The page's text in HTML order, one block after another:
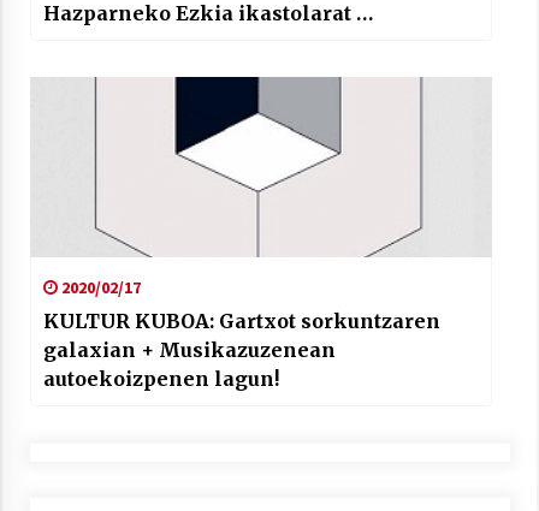
Hazparneko Ezkia ikastolarat …
2020/02/17
KULTUR KUBOA: Gartxot sorkuntzaren
galaxian + Musikazuzenean
autoekoizpenen lagun!